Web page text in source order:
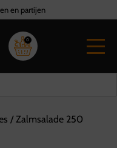
en partijen
0
/Zalmsalade 250